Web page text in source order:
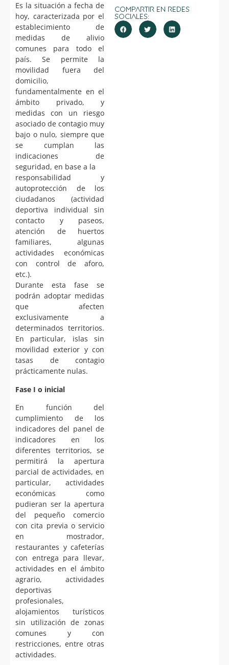
Es la situación a fecha de
hoy, caracterizada por el
establecimiento de
medidas de alivio
comunes para todo el
país. Se permite la
movilidad fuera del
domicilio,
fundamentalmente en el
ámbito privado, y
medidas con un riesgo
asociado de contagio muy
bajo o nulo, siempre que
se cumplan las
indicaciones de
seguridad, en base a la
responsabilidad y
autoprotección de los
ciudadanos (actividad
deportiva individual sin
contacto y paseos,
atención de huertos
familiares, algunas
actividades económicas
con control de aforo,
etc.).
Durante esta fase se
podrán adoptar medidas
que afecten
exclusivamente a
determinados territorios.
En particular, islas sin
movilidad exterior y con
tasas de contagio
prácticamente nulas.
Fase I o inicial
En función del
cumplimiento de los
indicadores del panel de
indicadores en los
diferentes territorios, se
permitirá la apertura
parcial de actividades, en
particular, actividades
económicas como
pudieran ser la apertura
del pequeño comercio
con cita previa o servicio
en mostrador,
restaurantes y cafeterías
con entrega para llevar,
actividades en el ámbito
agrario, actividades
deportivas
profesionales,
alojamientos turísticos
sin utilización de zonas
comunes y con
restricciones, entre otras
actividades.
Compartir en Redes
Sociales: